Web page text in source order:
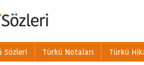
Sözleri Türkü Notaları
Türkü